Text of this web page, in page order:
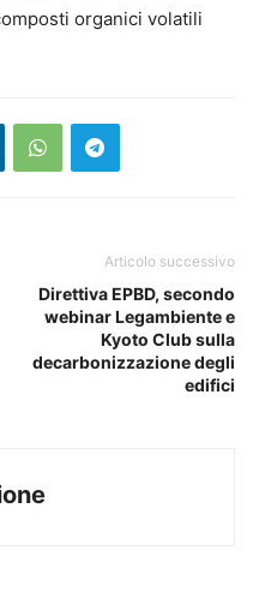
organici volatili
Articolo successivo
Direttiva EPBD, secondo
webinar Legambiente e
Kyoto Club sulla
decarbonizzazione degli
edifici